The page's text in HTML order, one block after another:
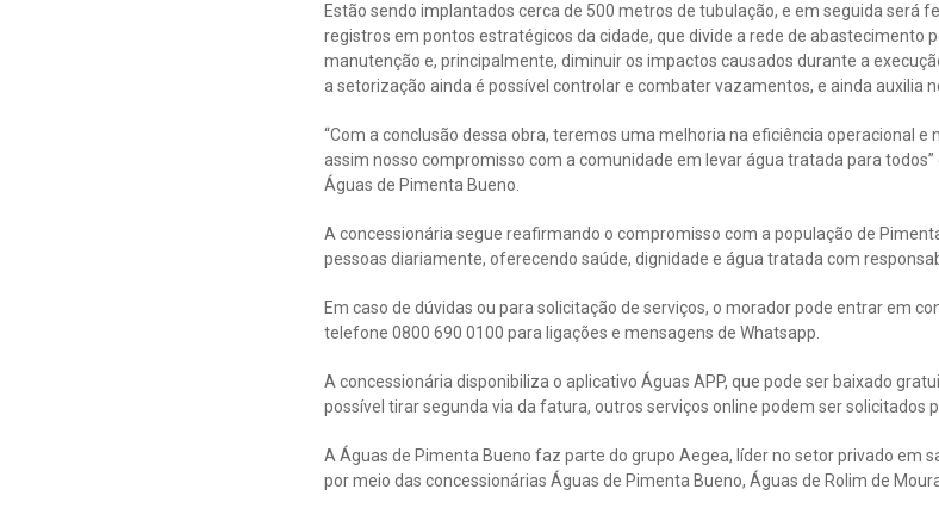
Estão sendo implantados cerca de 500 metros de tubulação, e em seguida será
registros em pontos estratégicos da cidade, que divide a rede de abastecimento
manutenção e, principalmente, diminuir os impactos causados durante a
a setorização ainda é possível controlar e combater vazamentos, e ainda auxilia
“Com a conclusão dessa obra, teremos uma melhoria na eficiência operacional
assim nosso compromisso com a comunidade em levar água tratada para
Águas de Pimenta Bueno.
A concessionária segue reafirmando o compromisso com a população de
pessoas diariamente, oferecendo saúde, dignidade e água tratada com
Em caso de dúvidas ou para solicitação de serviços, o morador pode entrar em
telefone 0800 690 0100 para ligações e mensagens de Whatsapp.
A concessionária disponibiliza o aplicativo Águas APP, que pode ser baixado
possível tirar segunda via da fatura, outros serviços online podem ser solicitados
A Águas de Pimenta Bueno faz parte do grupo Aegea, líder no setor privado em
por meio das concessionárias Águas de Pimenta Bueno, Águas de Rolim de